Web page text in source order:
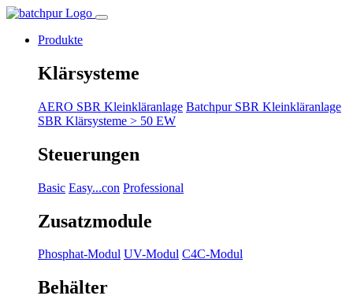
Produkte
Klärsysteme
AERO SBR Kleinkläranlage Batchpur SBR Kleinkläranlage
SBR Klärsysteme > 50 EW
Steuerungen
Basic Easy...con Professional
Zusatzmodule
Phosphat-Modul UV-Modul C4C-Modul
Behälter